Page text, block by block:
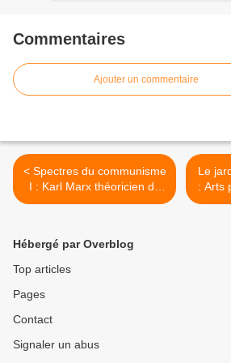
Commentaires
Ajouter un commentaire
< Spectres du communisme
I : Karl Marx théoricien du
totalitarisme. Autour de
siècle.
Le
: Arts
;
Hébergé par Overblog
Top articles
Pages
Contact
Signaler un abus